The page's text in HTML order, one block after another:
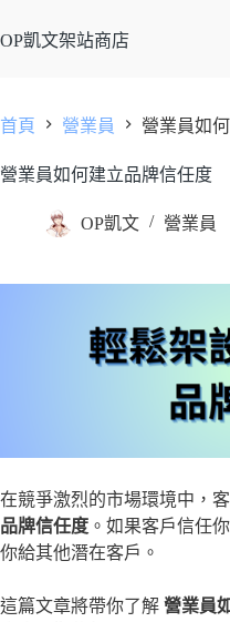
OP凱文架站商店
首頁 營業員 營業員如
營業員如何建立品牌信任度
OP凱文 營業員
在競爭激烈的市場環境中，
品牌信任度 。如果客戶信任
你給其他潛在客戶。
這篇文章將帶你了解 營業員